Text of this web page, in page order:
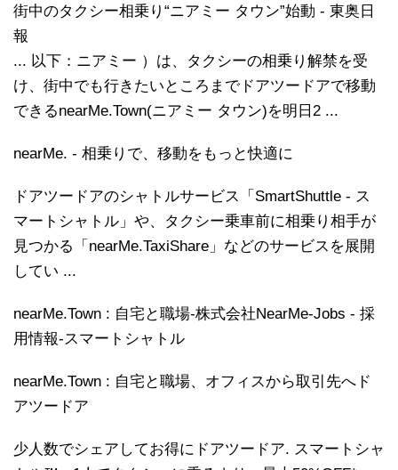
街中のタクシー相乗り“ニアミー タウン”始動 - 東奥日
報
... 以下：ニアミー ）は、タクシーの相乗り解禁を受
け、街中でも行きたいところまでドアツードアで移動
できるnearMe.Town(ニアミー タウン)を明日2 ...
nearMe. - 相乗りで、移動をもっと快適に
ドアツードアのシャトルサービス「SmartShuttle - ス
マートシャトル」や、タクシー乗車前に相乗り相手が
見つかる「nearMe.TaxiShare」などのサービスを展開
してい ...
nearMe.Town : 自宅と職場-株式会社NearMe-Jobs - 採
用情報-スマートシャトル
nearMe.Town : 自宅と職場、オフィスから取引先へド
アツードア
少人数でシェアしてお得にドアツードア. スマートシャ